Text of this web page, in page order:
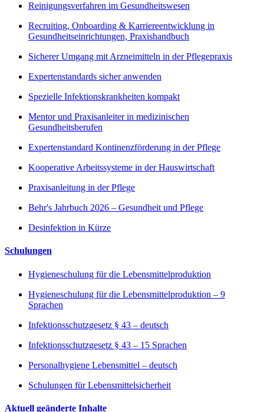
Reinigungsverfahren im Gesundheitswesen
Recruiting, Onboarding & Karriereentwicklung in
Gesundheitseinrichtungen, Praxishandbuch
Sicherer Umgang mit Arzneimitteln in der Pflegepraxis
Expertenstandards sicher anwenden
Spezielle Infektionskrankheiten kompakt
Mentor und Praxisanleiter in medizinischen
Gesundheitsberufen
Expertenstandard Kontinenzförderung in der Pflege
Kooperative Arbeitssysteme in der Hauswirtschaft
Praxisanleitung in der Pflege
Behr's Jahrbuch 2026 – Gesundheit und Pflege
Desinfektion in Kürze
Schulungen
Hygieneschulung für die Lebensmittelproduktion
Hygieneschulung für die Lebensmittelproduktion – 9
Sprachen
Infektionsschutzgesetz § 43 – deutsch
Infektionsschutzgesetz § 43 – 15 Sprachen
Personalhygiene Lebensmittel – deutsch
Schulungen für Lebensmittelsicherheit
Aktuell geänderte Inhalte